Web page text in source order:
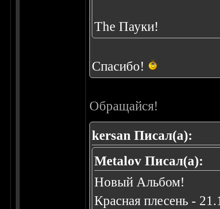
The Пауки!
Спасибо!
Обращайся!
kersan Писал(а):
Metalov Писал(а):
Новый Альбом!
Красная плесень -